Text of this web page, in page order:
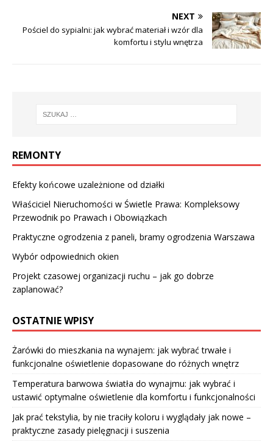
NEXT
Pościel do sypialni: jak wybrać materiał i wzór dla
komfortu i stylu wnętrza
REMONTY
Efekty końcowe uzależnione od działki
Właściciel Nieruchomości w Świetle Prawa: Kompleksowy
Przewodnik po Prawach i Obowiązkach
Praktyczne ogrodzenia z paneli, bramy ogrodzenia Warszawa
Wybór odpowiednich okien
Projekt czasowej organizacji ruchu – jak go dobrze
zaplanować?
OSTATNIE WPISY
Żarówki do mieszkania na wynajem: jak wybrać trwałe i
funkcjonalne oświetlenie dopasowane do różnych wnętrz
Temperatura barwowa światła do wynajmu: jak wybrać i
ustawić optymalne oświetlenie dla komfortu i funkcjonalności
Jak prać tekstylia, by nie traciły koloru i wyglądały jak nowe –
praktyczne zasady pielęgnacji i suszenia